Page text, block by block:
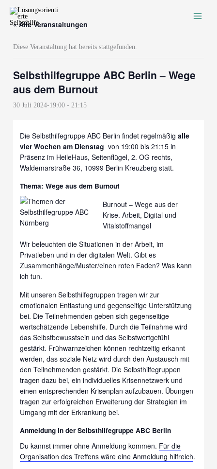
Inhalt
springen« Alle Veranstaltungen
Diese Veranstaltung hat bereits stattgefunden.
Selbsthilfegruppe ABC Berlin – Wege
aus dem Burnout
30 Juli 2024-19:00 -21:15
Die Selbsthilfegruppe ABC Berlin findet regelmäßigalle
vier Wochen am Dienstag von 19:00 bis 21:15 in
Präsenz im HeileHaus, Seitenflügel, 2. OG rechts,
Waldemarstraße 36, 10999 Berlin Kreuzberg statt.
Thema: Wege aus dem Burnout
Burnout – Wege aus der
Krise. Arbeit, Digital und
Vitalstoffmangel
Wir beleuchten die Situationen in der Arbeit, im
Privatleben und in der digitalen Welt. Gibt es
Zusammenhänge/Muster/einen roten Faden? Was kann
ich tun.
Mit unseren Selbsthilfegruppen tragen wir zur
emotionalen Entlastung und gegenseitige Unterstützung
bei. Die Teilnehmenden geben sich gegenseitige
wertschätzende Lebenshilfe. Durch die Teilnahme wird
das Selbstbewusstsein und das Selbstwertgefühl
gestärkt. Frühwarnzeichen können rechtzeitig erkannt
werden, das soziale Netz wird durch den Austausch mit
den Teilnehmenden gestärkt. Die Selbsthilfegruppen
tragen dazu bei, ein individuelles Krisennetzwerk und
einen entsprechenden Krisenplan aufzubauen. Übungen
tragen zur erfolgreichen Erweiterung der Strategien im
Umgang mit der Erkrankung bei.
Anmeldung in der Selbsthilfegruppe ABC Berlin
Du kannst immer ohne Anmeldung kommen. Für die
Organisation des Treffens wäre eine Anmeldung hilfreich.